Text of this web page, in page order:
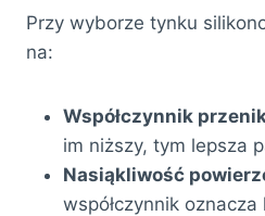
Przy wyborze tynku
na:
Współczynnik
im niższy, tym lepsza
Nasiąkliwość
współczynnik